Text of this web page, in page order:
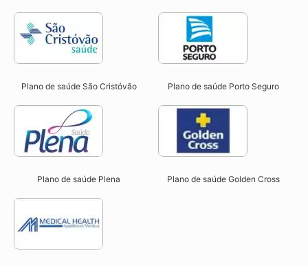
Plano de saúde São Cristóvão Plano de saúde Porto Seguro
Plano de saúde Plena Plano de saúde Golden Cross